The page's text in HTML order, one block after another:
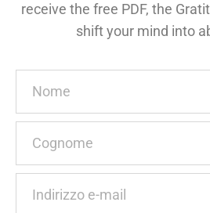
receive the free PDF, the
shift your mind into